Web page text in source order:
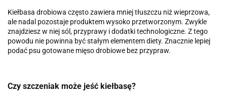
Kiełbasa drobiowa często zawiera mniej tłuszczu niż wieprzowa,
ale nadal pozostaje produktem wysoko przetworzonym. Zwykle
znajdziesz w niej sól, przyprawy i dodatki technologiczne. Z tego
powodu nie powinna być stałym elementem diety. Znacznie lepiej
podać psu gotowane mięso drobiowe bez przypraw.
Czy szczeniak może jeść kiełbasę?